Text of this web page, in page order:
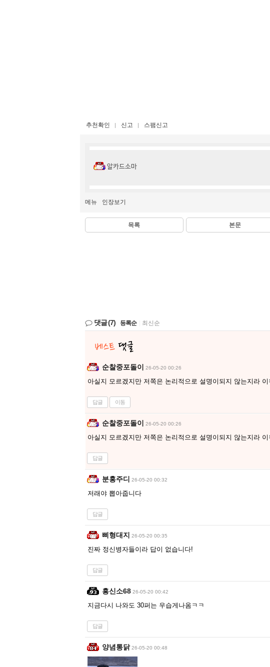
추천확인 신고 스팸신고
알카드소마
메뉴 인장보기
목록 본문
댓글(7) 등록순 최신순
순찰중포돌이 26-05-20 00:26
아실지 모르겠지만 저쪽은 논리적으로 설명이되지 않는지라
답글 이동
순찰중포돌이 26-05-20 00:26
아실지 모르겠지만 저쪽은 논리적으로 설명이되지 않는지라
답글
분홍주디 26-05-20 00:32
저래야 뽑아줍니다
답글
삐형대지 26-05-20 00:35
진짜 정신병자들이라 답이 없습니다!
답글
흥신소68 26-05-20 00:42
지금다시 나와도 30퍼는 우습게나옴ㅋㅋ
답글
양념통닭 26-05-20 00:48